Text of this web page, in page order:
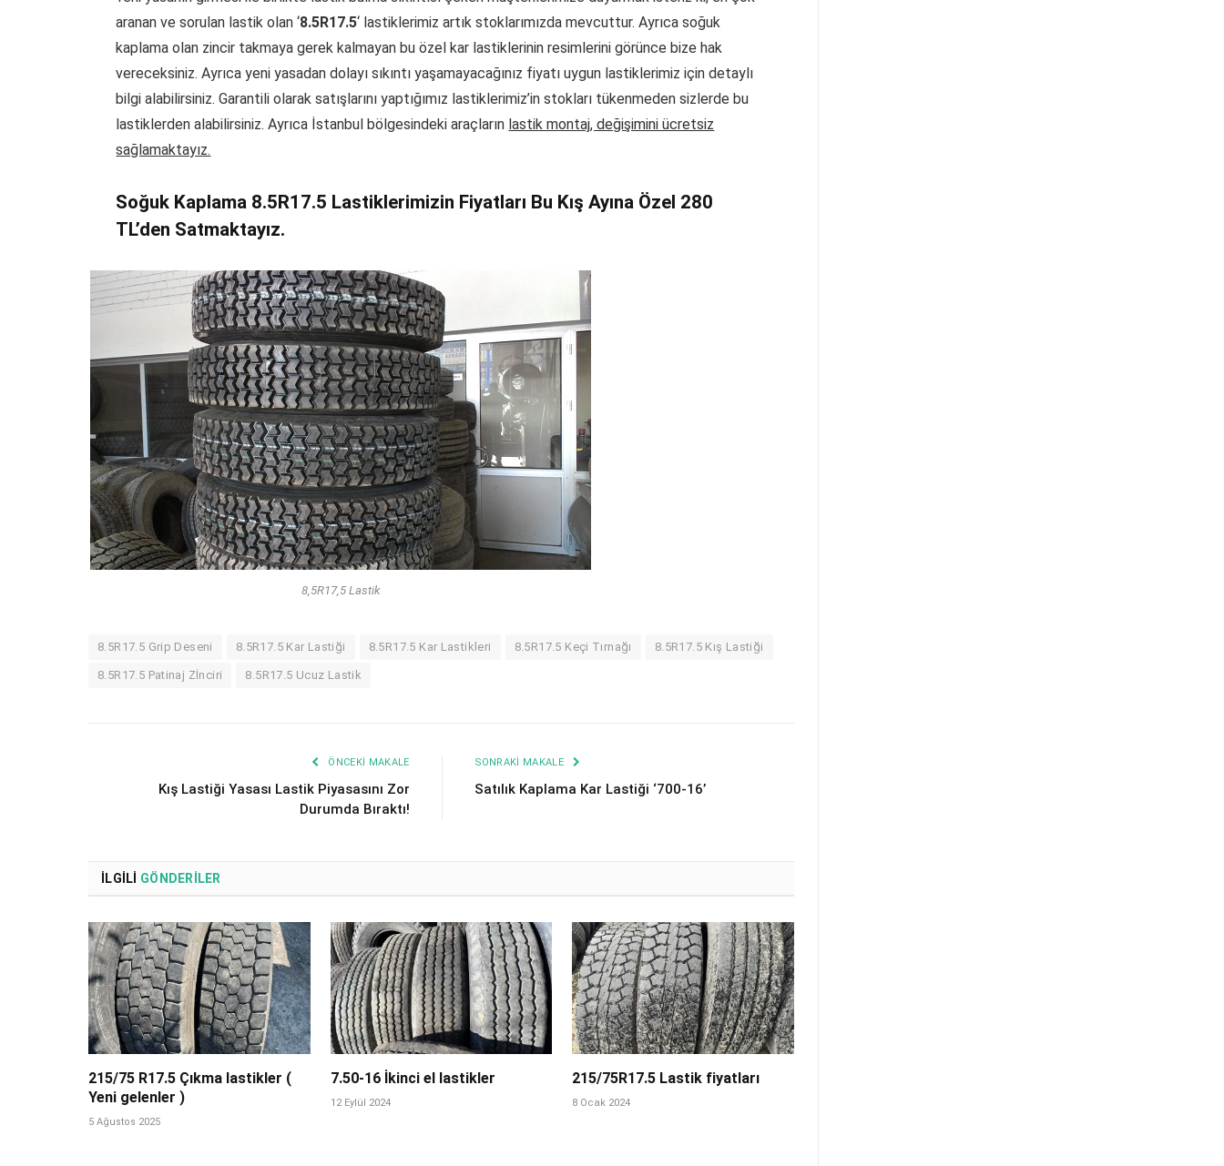
aranan ve sorulan lastik olan ‘8.5R17.5‘ lastiklerimiz artık stoklarımızda mevcuttur. Ayrıca soğuk
kaplama olan zincir takmaya gerek kalmayan bu özel kar lastiklerinin resimlerini görünce bize hak
vereceksiniz. Ayrıca yeni yasadan dolayı sıkıntı yaşamayacağınız fiyatı uygun lastiklerimiz için detaylı
bilgi alabilirsiniz. Garantili olarak satışlarını yaptığımız lastiklerimiz’in stokları tükenmeden sizlerde bu
lastiklerden alabilirsiniz. Ayrıca İstanbul bölgesindeki araçların lastik montaj, değişimini ücretsiz
sağlamaktayız.
Soğuk Kaplama 8.5R17.5 Lastiklerimizin Fiyatları Bu Kış Ayına Özel 280
TL’den Satmaktayız.
8,5R17,5 Lastik
8.5R17.5 Grip Deseni 8.5R17.5 Kar Lastiği 8.5R17.5 Kar Lastikleri 8.5R17.5 Keçi Tırnağı 8.5R17.5 Kış Lastiği
8.5R17.5 Patinaj Zİnciri 8.5R17.5 Ucuz Lastik
ÖNCEKI MAKALE
Kış Lastiği Yasası Lastik Piyasasını Zor
Durumda Bıraktı!
SONRAKI MAKALE
Satılık Kaplama Kar Lastiği ‘700-16’
İLGILI GÖNDERILER
215/75 R17.5 Çıkma lastikler (
Yeni gelenler )
5 Ağustos 2025
7.50-16 İkinci el lastikler
12 Eylül 2024
215/75R17.5 Lastik fiyatları
8 Ocak 2024